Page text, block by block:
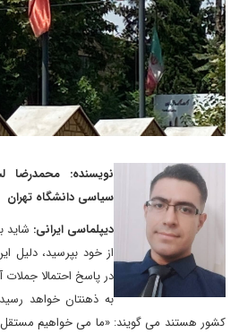
نویسنده: محمدرضا
سیاسی دانشگاه تهران‎
دیپلماسی ایرانی: شاید
از خود بپرسید،
در پاسخ احتمالا
به ذهنتان خواهد
کشور هستند می گویند: «ما می خواهیم مستقل